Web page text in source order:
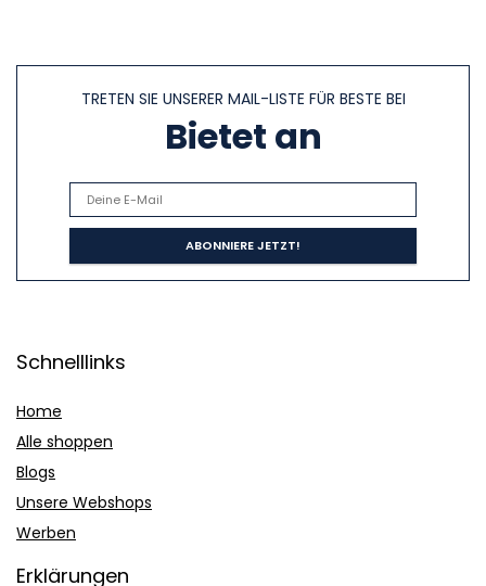
TRETEN SIE UNSERER MAIL-LISTE FÜR BESTE BEI
Bietet an
Schnelllinks
Home
Alle shoppen
Blogs
Unsere Webshops
Werben
Erklärungen